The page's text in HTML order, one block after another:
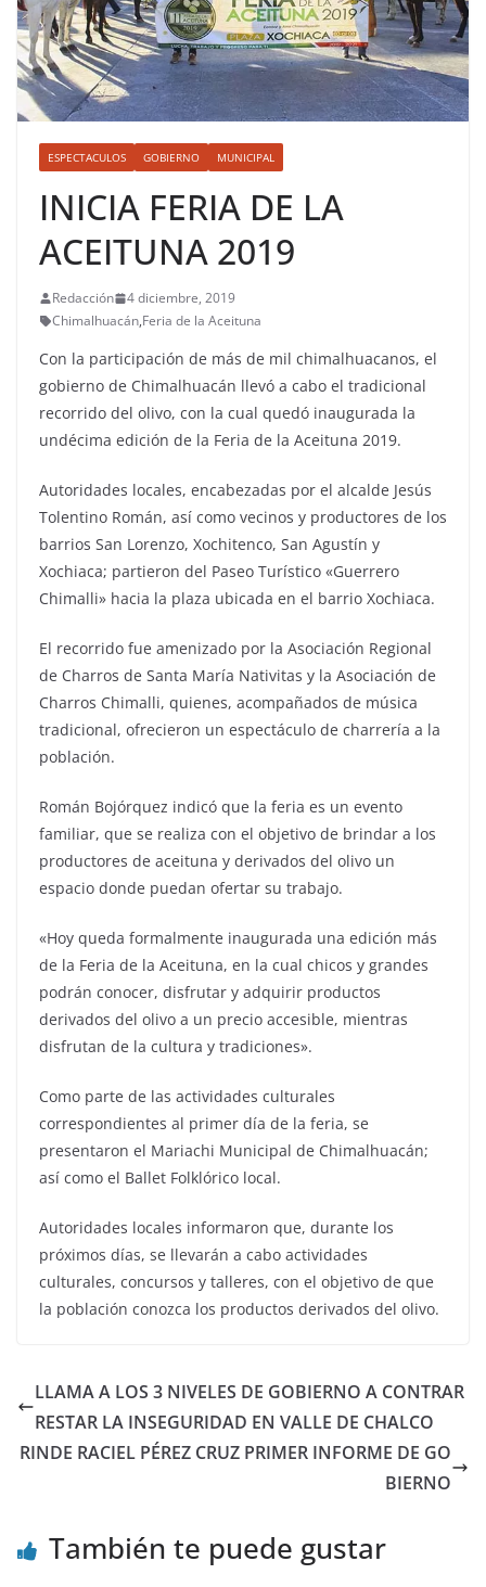
ESPECTACULOS GOBIERNO MUNICIPAL
INICIA FERIA DE LA
ACEITUNA 2019
Redacción
4 diciembre, 2019
Chimalhuacán,Feria de la Aceituna
Con la participación de más de mil chimalhuacanos, el
gobierno de Chimalhuacán llevó a cabo el tradicional
recorrido del olivo, con la cual quedó inaugurada la
undécima edición de la Feria de la Aceituna 2019.
Autoridades locales, encabezadas por el alcalde Jesús
Tolentino Román, así como vecinos y productores de los
barrios San Lorenzo, Xochitenco, San Agustín y
Xochiaca; partieron del Paseo Turístico «Guerrero
Chimalli» hacia la plaza ubicada en el barrio Xochiaca.
El recorrido fue amenizado por la Asociación Regional
de Charros de Santa María Nativitas y la Asociación de
Charros Chimalli, quienes, acompañados de música
tradicional, ofrecieron un espectáculo de charrería a la
población.
Román Bojórquez indicó que la feria es un evento
familiar, que se realiza con el objetivo de brindar a los
productores de aceituna y derivados del olivo un
espacio donde puedan ofertar su trabajo.
«Hoy queda formalmente inaugurada una edición más
de la Feria de la Aceituna, en la cual chicos y grandes
podrán conocer, disfrutar y adquirir productos
derivados del olivo a un precio accesible, mientras
disfrutan de la cultura y tradiciones».
Como parte de las actividades culturales
correspondientes al primer día de la feria, se
presentaron el Mariachi Municipal de Chimalhuacán;
así como el Ballet Folklórico local.
Autoridades locales informaron que, durante los
próximos días, se llevarán a cabo actividades
culturales, concursos y talleres, con el objetivo de que
la población conozca los productos derivados del olivo.
LLAMA A LOS 3 NIVELES DE GOBIERNO A CONTRAR
RESTAR LA INSEGURIDAD EN VALLE DE CHALCO
RINDE RACIEL PÉREZ CRUZ PRIMER INFORME DE GO
BIERNO
También te puede gustar